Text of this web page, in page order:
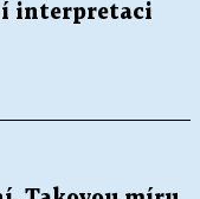
interpretaci